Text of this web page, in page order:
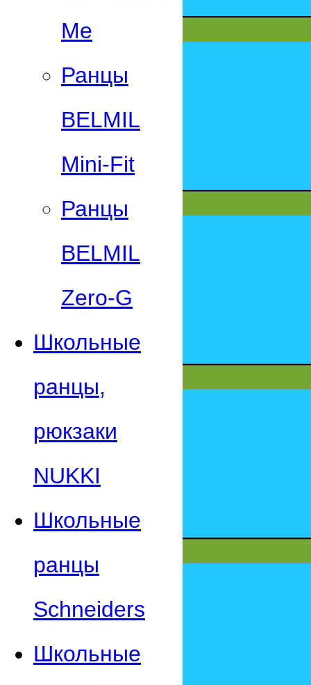
Me
Ранцы
BELMIL
Mini-Fit
Ранцы
BELMIL
Zero-G
Школьные
ранцы,
рюкзаки
NUKKI
Школьные
ранцы
Schneiders
Школьные